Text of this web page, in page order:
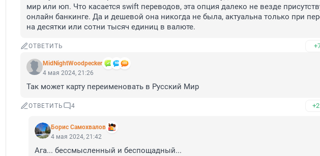
мир или юп. Что касается swift переводов, эта опция далеко не везде
онлайн банкинге. Да и дешевой она никогда не была, актуальна только при
на десятки или сотни тысяч единиц в валюте.
ОТВЕТИТЬ
MidNightWoodpecker
4 мая 2024, 21:26
Так может карту переименовать в Русский Мир
ОТВЕТИТЬ 4
Борис Самохвалов
4 мая 2024, 21:42
Ага... бессмысленный и беспощадный...